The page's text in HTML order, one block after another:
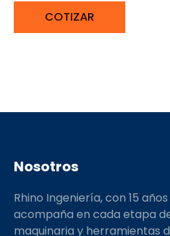
COTIZAR
Nosotros
Rhino Ingeniería, con 15
acompaña en cada etapa
maquinaria y herramientas